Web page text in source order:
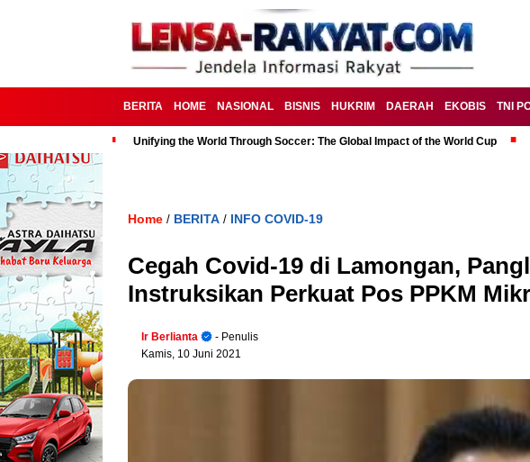
BERITA HOME NASIONAL BISNIS HUKRIM DAERAH EKOBIS TNI
Unifying the World Through Soccer: The Global Impact of the World Cup
Home / BERITA / INFO COVID-19
Cegah Covid-19 di Lamongan,
Instruksikan Perkuat Pos PPKM
Ir Berlianta
- Penulis
Kamis, 10 Juni 2021